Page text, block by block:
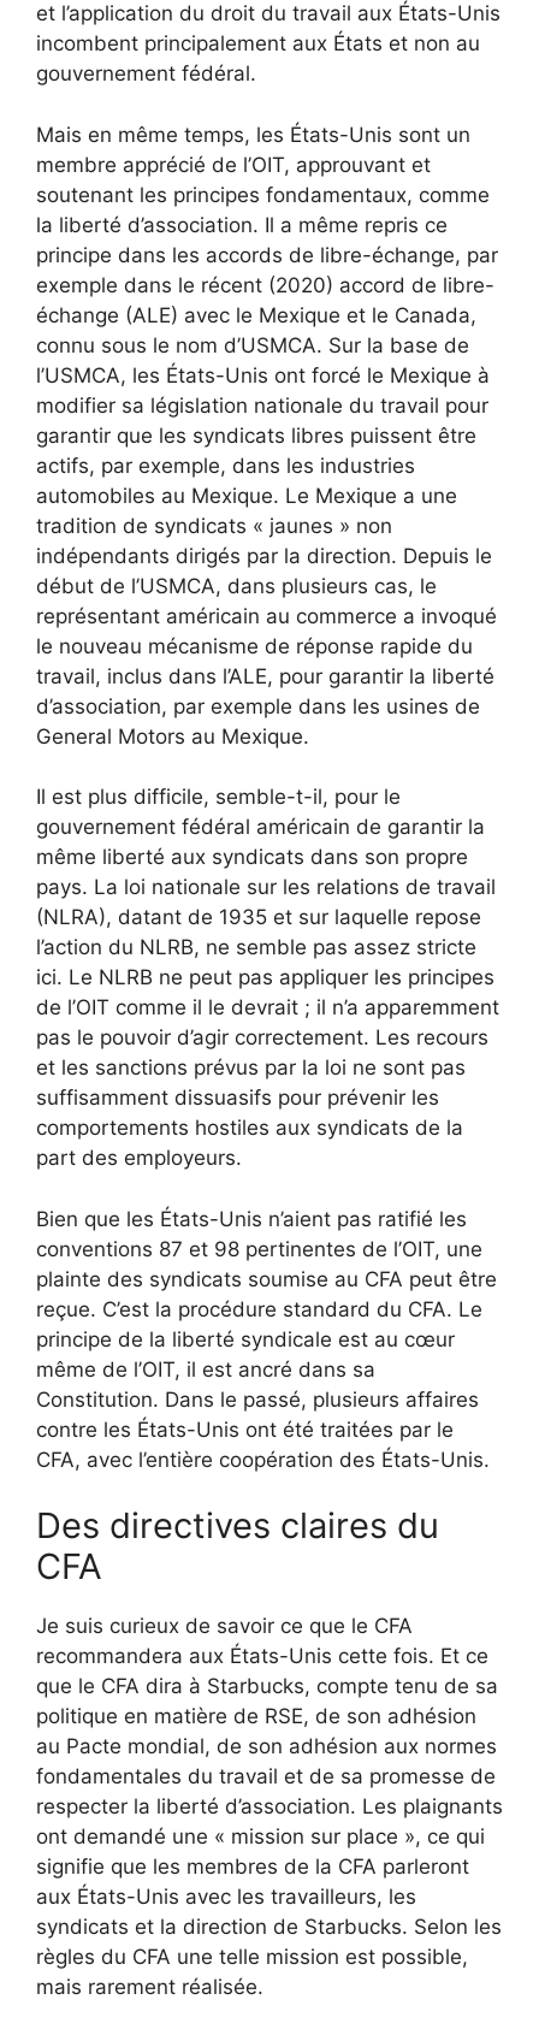
et l’application du droit du travail aux États-Unis
incombent principalement aux États et non au
gouvernement fédéral.
Mais en même temps, les États-Unis sont un
membre apprécié de l’OIT, approuvant et
soutenant les principes fondamentaux, comme
la liberté d’association. Il a même repris ce
principe dans les accords de libre-échange, par
exemple dans le récent (2020) accord de libre-
échange (ALE) avec le Mexique et le Canada,
connu sous le nom d’USMCA. Sur la base de
l’USMCA, les États-Unis ont forcé le Mexique à
modifier sa législation nationale du travail pour
garantir que les syndicats libres puissent être
actifs, par exemple, dans les industries
automobiles au Mexique. Le Mexique a une
tradition de syndicats « jaunes » non
indépendants dirigés par la direction. Depuis le
début de l’USMCA, dans plusieurs cas, le
représentant américain au commerce a invoqué
le nouveau mécanisme de réponse rapide du
travail, inclus dans l’ALE, pour garantir la liberté
d’association, par exemple dans les usines de
General Motors au Mexique.
Il est plus difficile, semble-t-il, pour le
gouvernement fédéral américain de garantir la
même liberté aux syndicats dans son propre
pays. La loi nationale sur les relations de travail
(NLRA), datant de 1935 et sur laquelle repose
l’action du NLRB, ne semble pas assez stricte
ici. Le NLRB ne peut pas appliquer les principes
de l’OIT comme il le devrait ; il n’a apparemment
pas le pouvoir d’agir correctement. Les recours
et les sanctions prévus par la loi ne sont pas
suffisamment dissuasifs pour prévenir les
comportements hostiles aux syndicats de la
part des employeurs.
Bien que les États-Unis n’aient pas ratifié les
conventions 87 et 98 pertinentes de l’OIT, une
plainte des syndicats soumise au CFA peut être
reçue. C’est la procédure standard du CFA. Le
principe de la liberté syndicale est au cœur
même de l’OIT, il est ancré dans sa
Constitution. Dans le passé, plusieurs affaires
contre les États-Unis ont été traitées par le
CFA, avec l’entière coopération des États-Unis.
Des directives claires du
CFA
Je suis curieux de savoir ce que le CFA
recommandera aux États-Unis cette fois. Et ce
que le CFA dira à Starbucks, compte tenu de sa
politique en matière de RSE, de son adhésion
au Pacte mondial, de son adhésion aux normes
fondamentales du travail et de sa promesse de
respecter la liberté d’association. Les plaignants
ont demandé une « mission sur place », ce qui
signifie que les membres de la CFA parleront
aux États-Unis avec les travailleurs, les
syndicats et la direction de Starbucks. Selon les
règles du CFA une telle mission est possible,
mais rarement réalisée.